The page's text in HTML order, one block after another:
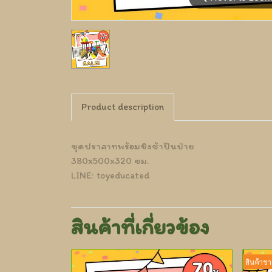
Product description
ชุดปราสาทพร้อมชิงช้าปีนป่าย
380x500x320 ซม.
LINE: toyeducated
สินค้าที่เกี่ยวข้อง
สินค้าข